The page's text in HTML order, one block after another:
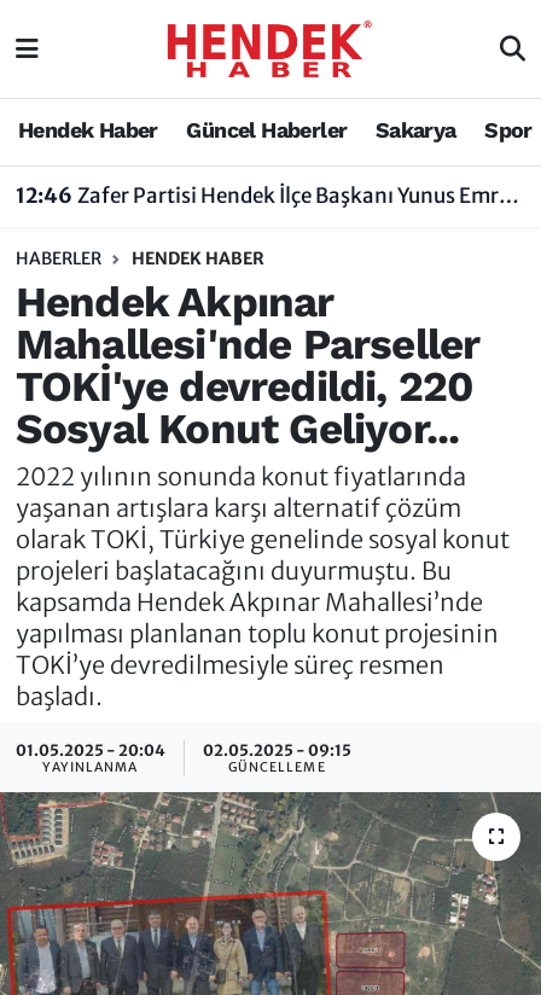
Hendek Haber Güncel Haberler Sakarya Spor
12:46 Zafer Partisi Hendek İlçe Başkanı Yunus Emre Uzun'dan Tartışma Yaratan Açıklamaya Tepki
HABERLER HENDEK HABER
Hendek Akpınar
Mahallesi'nde Parseller
TOKİ'ye devredildi, 220
Sosyal Konut Geliyor...
2022 yılının sonunda konut fiyatlarında
yaşanan artışlara karşı alternatif çözüm
olarak TOKİ, Türkiye genelinde sosyal konut
projeleri başlatacağını duyurmuştu. Bu
kapsamda Hendek Akpınar Mahallesi’nde
yapılması planlanan toplu konut projesinin
TOKİ’ye devredilmesiyle süreç resmen
başladı.
01.05.2025 - 20:04
YAYINLANMA
02.05.2025 - 09:15
GÜNCELLEME
Hendek Haber
Nöbetçi Eczaneler
Vefat Edenler
Hendek Haber
Hakkında
Hendek Haber Reklam Servisi
Künye
İletişim
Sakarya Nöbetçi Eczaneler
Sakarya Trafik Yoğunluk Haritası
Tüm Manşetler
Son Dakika Haberleri
Haber Arşivi